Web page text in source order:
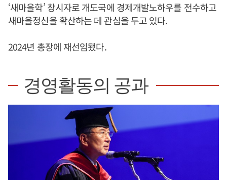
‘새마을학’ 창시자로 개도국에 경제개발노하우를 전수하고
새마을정신을 확산하는 데 관심을 두고 있다.
2024년 총장에 재선임됐다.
경영활동의 공과